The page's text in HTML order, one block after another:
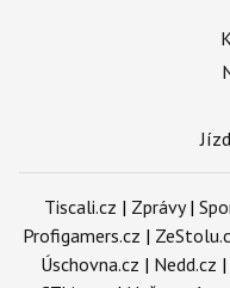
Tiscali.cz | Zprávy|
Profigamers.cz |
Úschovna.cz | Nedd.cz |